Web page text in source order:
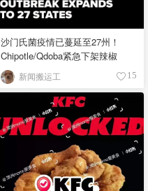
沙门氏菌疫情已蔓延至27州！
Chipotle/Qdoba紧急下架辣椒
新闻搬运工 15